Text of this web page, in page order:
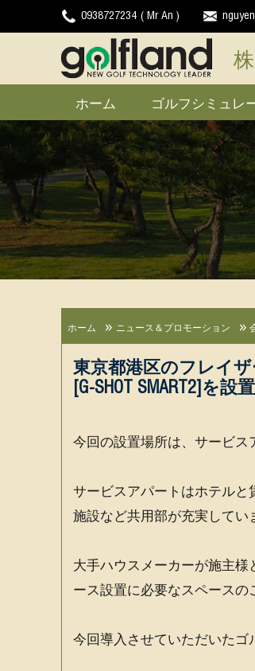
0938727234 ( Mr An )
ホーム ゴルフシミュレ
ホーム ニュース＆プロモーション
東京都港区のフレイ
[G-SHOT SMART2]を設
今回の設置場所は、サービス
サービスアパートはホテル
施設など共用部が充実してい
大手ハウスメーカーが施主
ース設置に必要なスペースの
今回導入させていただいたゴ